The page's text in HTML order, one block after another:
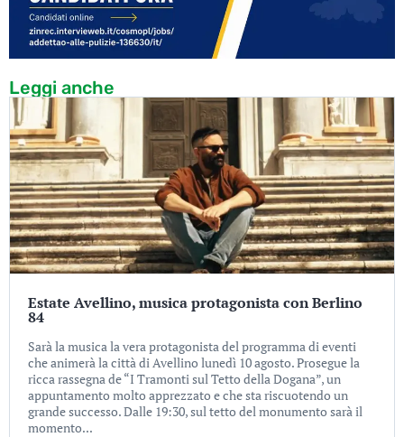
Leggi anche
Estate Avellino, musica protagonista con Berlino
84
Sarà la musica la vera protagonista del programma di eventi
che animerà la città di Avellino lunedì 10 agosto. Prosegue la
ricca rassegna de “I Tramonti sul Tetto della Dogana”, un
appuntamento molto apprezzato e che sta riscuotendo un
grande successo. Dalle 19:30, sul tetto del monumento sarà il
momento...